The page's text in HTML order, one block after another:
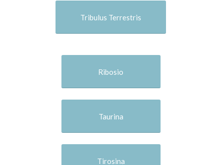
Tribulus Terrestris
Ribosio
Taurina
Tirosina